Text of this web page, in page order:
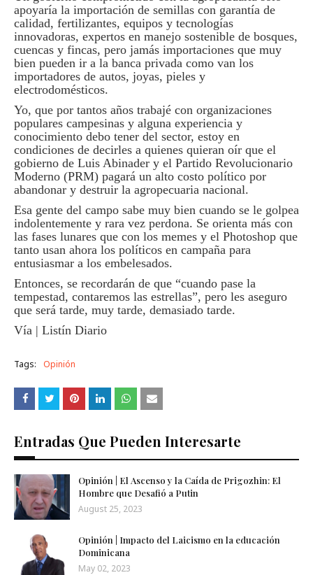
apoyaría la importación de semillas con garantía de
calidad, fertilizantes, equipos y tecnologías
innovadoras, expertos en manejo sostenible de bosques,
cuencas y fincas, pero jamás importaciones que muy
bien pueden ir a la banca privada como van los
importadores de autos, joyas, pieles y
electrodomésticos.
Yo, que por tantos años trabajé con organizaciones
populares campesinas y alguna experiencia y
conocimiento debo tener del sector, estoy en
condiciones de decirles a quienes quieran oír que el
gobierno de Luis Abinader y el Partido Revolucionario
Moderno (PRM) pagará un alto costo político por
abandonar y destruir la agropecuaria nacional.
Esa gente del campo sabe muy bien cuando se le golpea
indolentemente y rara vez perdona. Se orienta más con
las fases lunares que con los memes y el Photoshop que
tanto usan ahora los políticos en campaña para
entusiasmar a los embelesados.
Entonces, se recordarán de que “cuando pase la
tempestad, contaremos las estrellas”, pero les aseguro
que será tarde, muy tarde, demasiado tarde.
Vía | Listín Diario
Tags: Opinión
Entradas Que Pueden Interesarte
Opinión | El Ascenso y la Caída de Prigozhin: El
Hombre que Desafió a Putin
August 25, 2023
Opinión | Impacto del Laicismo en la educación
Dominicana
May 02, 2023